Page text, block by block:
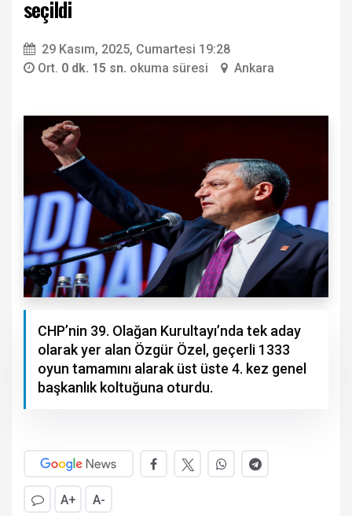
seçildi
29 Kasım, 2025, Cumartesi 19:28
Ort. 0 dk. 15 sn. okuma süresi Ankara
CHP’nin 39. Olağan Kurultayı’nda tek aday
olarak yer alan Özgür Özel, geçerli 1333
oyun tamamını alarak üst üste 4. kez genel
başkanlık koltuğuna oturdu.
A+ A-